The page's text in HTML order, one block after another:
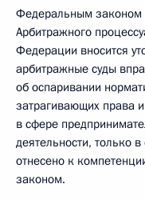
Федеральным законом
Арбитражного
Федерации вносится
арбитражные суды
об оспаривании
затрагивающих права
в сфере
деятельности, только
отнесено к
законом.